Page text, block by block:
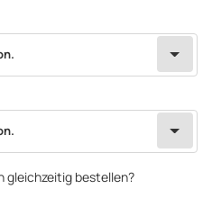
gleichzeitig bestellen?